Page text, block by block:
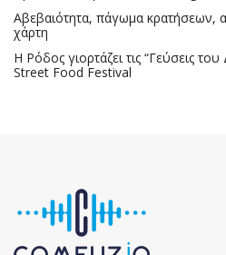
Αβεβαιότητα, πάγωμα κρατήσεων,
χάρτη
Η Ρόδος γιορτάζει τις “Γεύσεις
Street Food Festival